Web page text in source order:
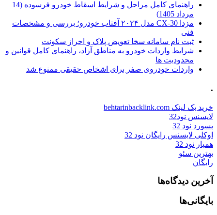
راهنمای کامل مراحل و شرایط اسقاط خودرو فرسوده (14
مرداد 1405)
مزدا CX-30 مدل ۲۰۲۴ آفتاب خودرو؛ بررسی و مشخصات
فنی
ثبت نام سامانه سخا تعویض پلاک و احراز سکونت
شرایط واردات خودرو به مناطق آزاد، راهنمای کامل قوانین و
محدودیت ها
واردات خودروی صفر برای اشخاص حقیقی ممنوع شد
.
خرید بک لینک behtarinbacklink.com
لایسنس نود32
پسورد نود 32
اوکلی لایسنس رایگان نود 32
همیار نود 32
بهترین سئو
رایگان
آخرین دیدگاه‌ها
بایگانی‌ها